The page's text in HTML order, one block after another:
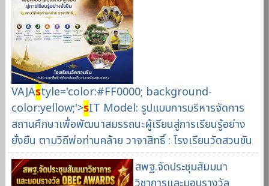
VAJAstyle='color:#FF0000; background-
color:yellow;'>sIT Model: รูปแบบการบริหารจัดการ
สถานศึกษาเพื่อพัฒนาสมรรถนะผู้เรียนสู่การเรียนรู้อย่าง
ยั่งยืน ตามวิถีพ่อท่านคล้าย วาจาสิทธิ์ : โรงเรียนวัดสวนขัน
สพฐ.จัดประชุมสัมมนา